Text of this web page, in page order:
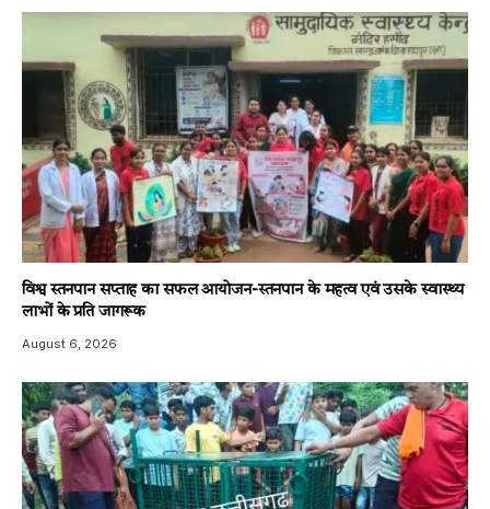
विश्व स्तनपान सप्ताह का सफल आयोजन-स्तनपान के महत्व एवं उसके स्वास्थ्य
लाभों के प्रति जागरूक
August 6, 2026